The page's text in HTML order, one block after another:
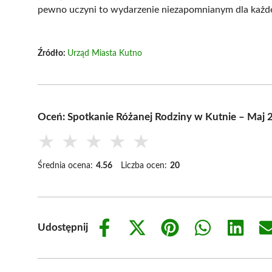
pewno uczyni to wydarzenie niezapomnianym dla
Źródło: Urząd Miasta Kutno
Oceń: Spotkanie Różanej Rodziny w Kutnie – Maj
★ ★ ★ ★ ★
Średnia ocena: 4.56 Liczba ocen: 20
Udostępnij
Share
Share
(Twitter)
Share
Share
Share